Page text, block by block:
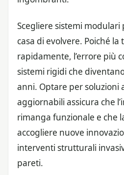
Scegliere sistemi
casa di evolvere. Poiché la
rapidamente, l’errore più
sistemi rigidi che
anni. Optare per soluzioni
aggiornabili assicura che
rimanga funzionale e che
accogliere nuove
interventi strutturali
pareti.